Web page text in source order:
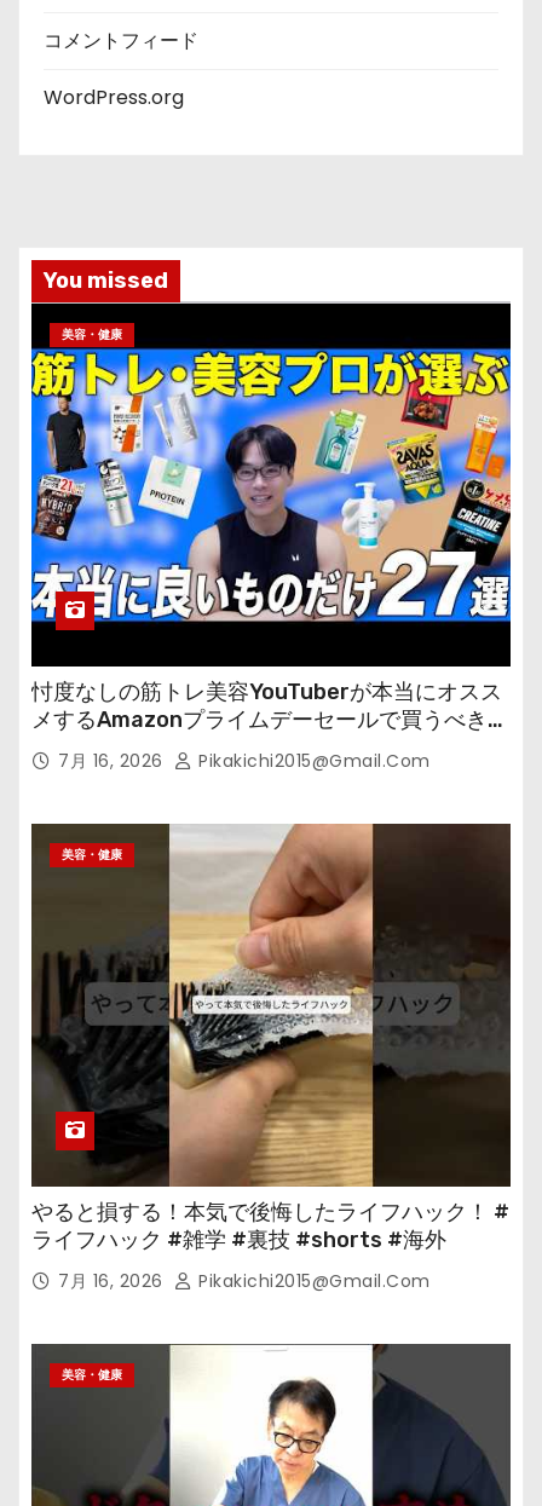
コメントフィード
WordPress.org
You missed
美容・健康
忖度なしの筋トレ美容YouTuberが本当にオスス
メするAmazonプライムデーセールで買うべきも
の 7月 16, 2026 Pikakichi2015@gmail.com
美容・健康
やると損する！本気で後悔したライフハック！ #
ライフハック #雑学 #裏技 #shorts #海外
7月 16, 2026 Pikakichi2015@gmail.com
美容・健康